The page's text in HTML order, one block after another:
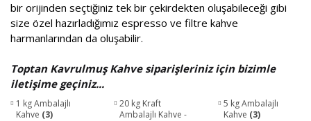
bir orijinden seçtiğiniz tek bir çekirdekten oluşabileceği gibi
size özel hazırladığımız espresso ve filtre kahve
harmanlarından da oluşabilir.
Toptan Kavrulmuş Kahve siparişleriniz için bizimle
iletişime geçiniz...
1 kg Ambalajlı
Kahve (3)
20 kg Kraft
Ambalajlı Kahve -
5 kg Ambalajlı
Kahve (3)